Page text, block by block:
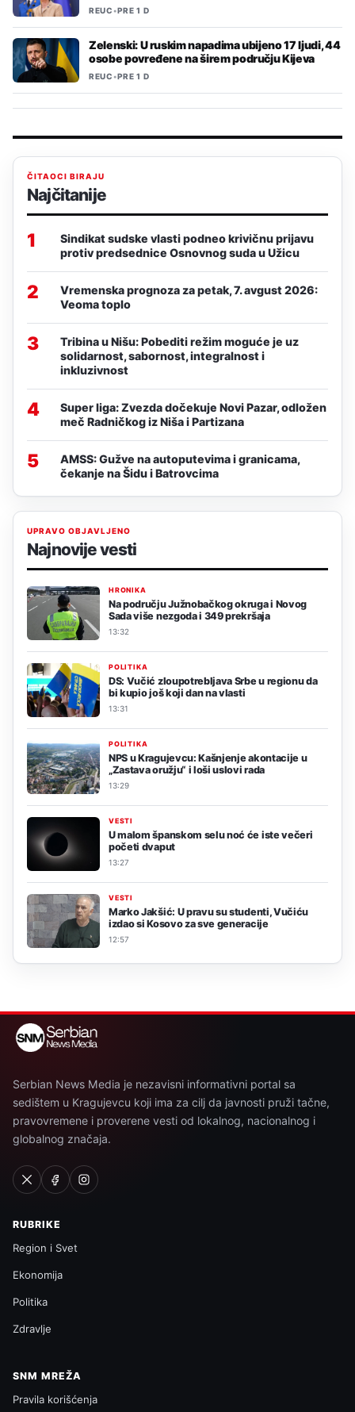
REUC•PRE 1 D
Zelenski: U ruskim napadima ubijeno 17 ljudi, 44
osobe povređene na širem području Kijeva
REUC•PRE 1 D
ČITAOCI BIRAJU
Najčitanije
1
Sindikat sudske vlasti podneo krivičnu prijavu
protiv predsednice Osnovnog suda u Užicu
2
Vremenska prognoza za petak, 7. avgust 2026:
Veoma toplo
3
Tribina u Nišu: Pobediti režim moguće je uz
solidarnost, sabornost, integralnost i
inkluzivnost
4
Super liga: Zvezda dočekuje Novi Pazar, odložen
meč Radničkog iz Niša i Partizana
5
AMSS: Gužve na autoputevima i granicama,
čekanje na Šidu i Batrovcima
UPRAVO OBJAVLJENO
Najnovije vesti
HRONIKA
Na području Južnobačkog okruga i Novog
Sada više nezgoda i 349 prekršaja
13:32
POLITIKA
DS: Vučić zloupotrebljava Srbe u regionu da
bi kupio još koji dan na vlasti
13:31
POLITIKA
NPS u Kragujevcu: Kašnjenje akontacije u
„Zastava oružju“ i loši uslovi rada
13:29
VESTI
U malom španskom selu noć će iste večeri
početi dvaput
13:27
VESTI
Marko Jakšić: U pravu su studenti, Vučiću
izdao si Kosovo za sve generacije
12:57
Serbian News Media je nezavisni informativni portal sa
sedištem u Kragujevcu koji ima za cilj da javnosti pruži tačne,
pravovremene i proverene vesti od lokalnog, nacionalnog i
globalnog značaja.
RUBRIKE
Region i Svet
Ekonomija
Politika
Zdravlje
SNM MREŽA
Pravila korišćenja